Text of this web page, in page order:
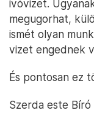
ivóvizet.
megugorhat,
ismét olyan
vizet engednek
És pontosan ez
Szerda este